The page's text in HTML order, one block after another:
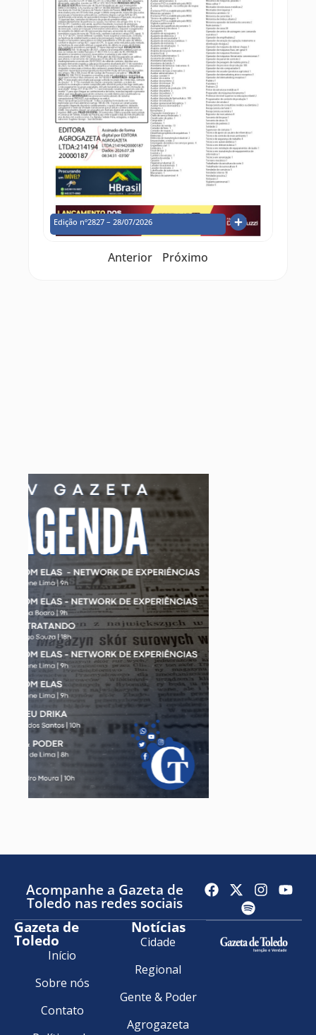
Edição nº2827 – 28/07/2026
Anterior Próximo
Acompanhe a Gazeta de
Toledo nas redes sociais
Gazeta de
Toledo
Início
Sobre nós
Contato
Notícias
Cidade
Regional
Gente & Poder
Agrogazeta